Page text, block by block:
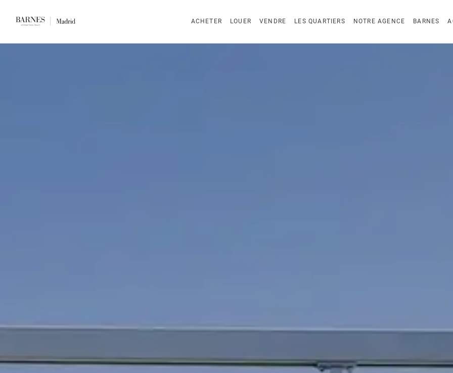
ACHETER LOUER VENDRE LES QUARTIERS NOTRE AGENCE BARNES